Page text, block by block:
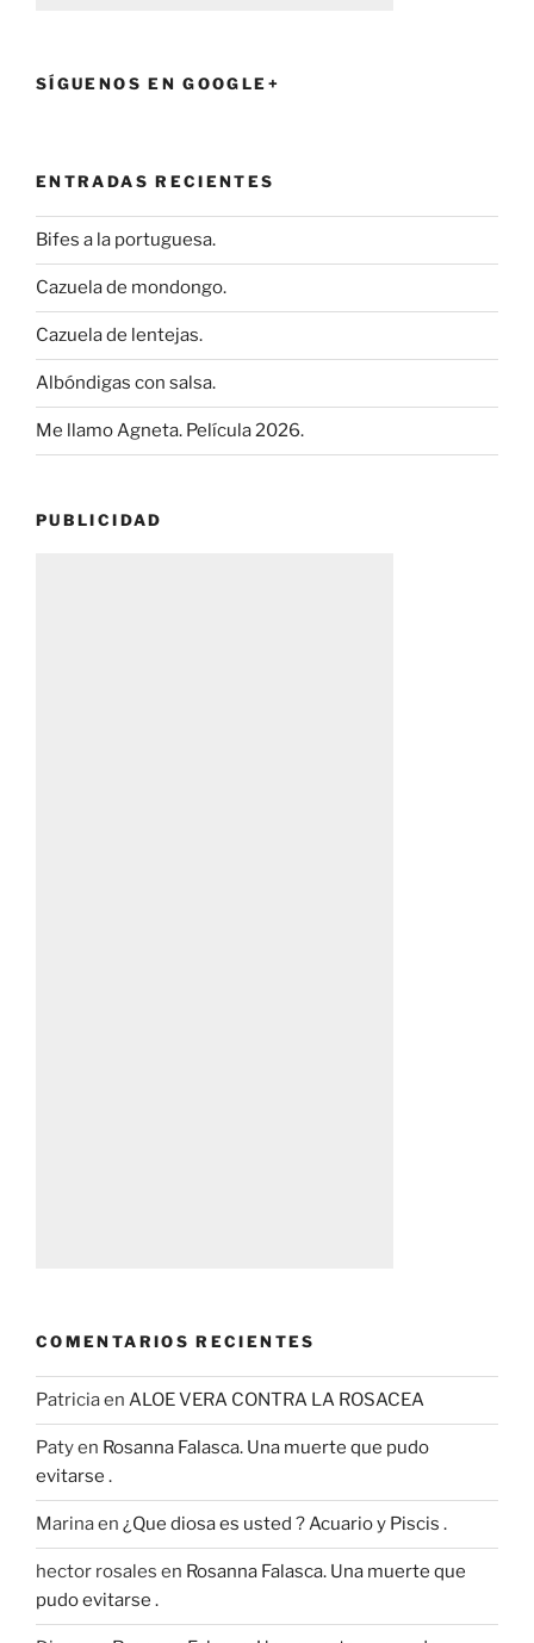
SÍGUENOS EN GOOGLE+
ENTRADAS RECIENTES
Bifes a la portuguesa.
Cazuela de mondongo.
Cazuela de lentejas.
Albóndigas con salsa.
Me llamo Agneta. Película 2026.
PUBLICIDAD
COMENTARIOS RECIENTES
Patriciaen ALOE VERA CONTRA LA ROSACEA
Patyen Rosanna Falasca. Una muerte que pudo
evitarse .
Marinaen ¿Que diosa es usted ? Acuario y Piscis .
hector rosales en Rosanna Falasca. Una muerte que
pudo evitarse .